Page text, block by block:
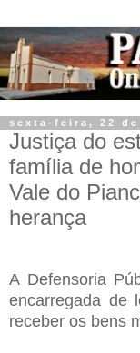
sexta-feira, 22
Justiça do
família de
Vale do
herança
A Defensoria
encarregada de
receber os bens